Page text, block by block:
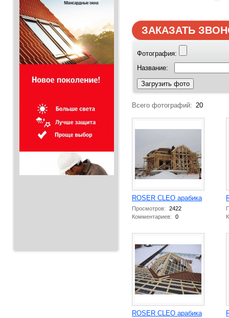
ЗАКАЗАТЬ
Фотография:
Название:
Загрузить фото
Всего фотографий: 20
ROSER CLEO арабика
Просмотров:
2422
Комментариев:
0
ROSER CLEO арабика